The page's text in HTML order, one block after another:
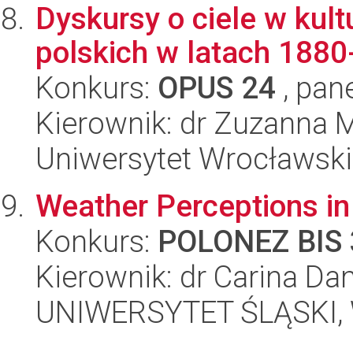
Dyskursy o ciele w
polskich w latach
Konkurs: OPUS 24 ,
Kierownik: dr Zuzanna
Uniwersytet
Weather Perceptions
Konkurs: POLONEZ BIS
Kierownik: dr Carina
UNIWERSYTET